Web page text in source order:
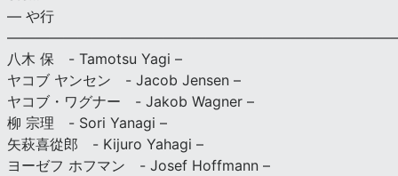
— や行
八木 保 - Tamotsu Yagi –
ヤコブ ヤンセン - Jacob Jensen –
ヤコブ・ワグナー - Jakob Wagner –
柳 宗理 - Sori Yanagi –
矢萩喜從郎 - Kijuro Yahagi –
ヨーゼフ ホフマン - Josef Hoffmann –